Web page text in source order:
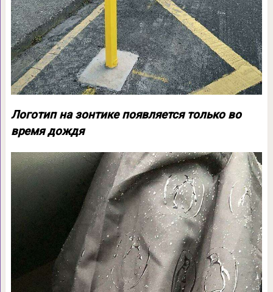
Логотип на зонтике появляется только во
время дождя